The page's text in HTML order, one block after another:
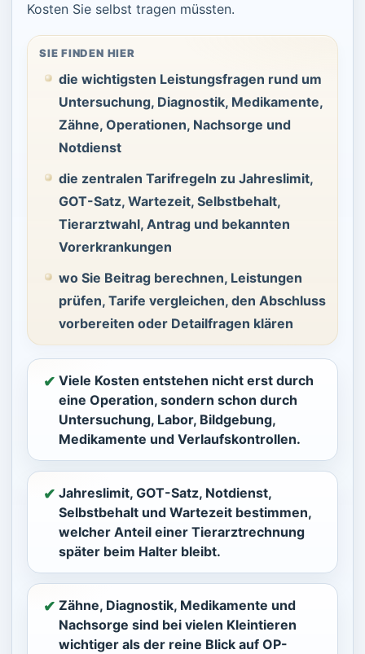
Kosten Sie selbst tragen müssten.
SIE FINDEN HIER
die wichtigsten Leistungsfragen rund um
Untersuchung, Diagnostik, Medikamente,
Zähne, Operationen, Nachsorge und
Notdienst
die zentralen Tarifregeln zu Jahreslimit,
GOT-Satz, Wartezeit, Selbstbehalt,
Tierarztwahl, Antrag und bekannten
Vorerkrankungen
wo Sie Beitrag berechnen, Leistungen
prüfen, Tarife vergleichen, den Abschluss
vorbereiten oder Detailfragen klären
✔︎ Viele Kosten entstehen nicht erst durch
eine Operation, sondern schon durch
Untersuchung, Labor, Bildgebung,
Medikamente und Verlaufskontrollen.
✔︎ Jahreslimit, GOT-Satz, Notdienst,
Selbstbehalt und Wartezeit bestimmen,
welcher Anteil einer Tierarztrechnung
später beim Halter bleibt.
✔︎ Zähne, Diagnostik, Medikamente und
Nachsorge sind bei vielen Kleintieren
wichtiger als der reine Blick auf OP-